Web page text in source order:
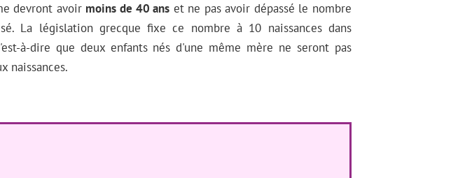
devront avoir moins de 40 ans et ne pas avoir dépassé le nombre
La législation grecque fixe ce nombre à 10 naissances dans
à-dire que deux enfants nés d'une même mère ne seront pas
naissances.